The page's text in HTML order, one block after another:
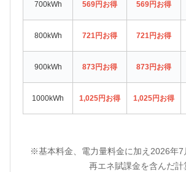
700kWh 569円お得 569円お得
800kWh 721円お得 721円お得
900kWh 873円お得 873円お得
1000kWh 1,025円お得 1,025円お得
※基本料金、電力量料金に加え2026年7
再エネ賦課金を含んだ計